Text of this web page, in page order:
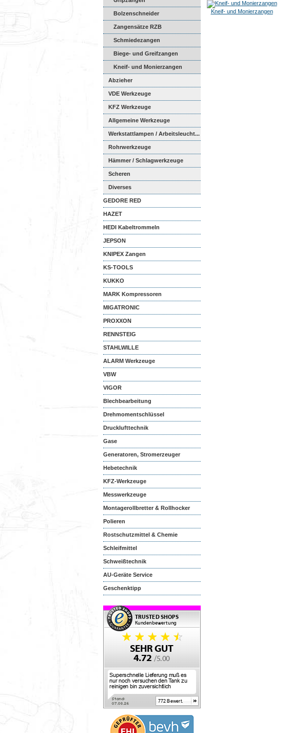
Bolzenschneider
Zangensätze RZB
Schmiedezangen
Biege- und Greifzangen
Kneif- und Monierzangen
Abzieher
VDE Werkzeuge
KFZ Werkzeuge
Allgemeine Werkzeuge
Werkstattlampen / Arbeitsleucht...
Rohrwerkzeuge
Hämmer / Schlagwerkzeuge
Scheren
Diverses
GEDORE RED
HAZET
HEDI Kabeltrommeln
JEPSON
KNIPEX Zangen
KS-TOOLS
KUKKO
MARK Kompressoren
MIGATRONIC
PROXXON
RENNSTEIG
STAHLWILLE
ALARM Werkzeuge
VBW
VIGOR
Blechbearbeitung
Drehmomentschlüssel
Drucklufttechnik
Gase
Generatoren, Stromerzeuger
Hebetechnik
KFZ-Werkzeuge
Messwerkzeuge
Montagerollbretter & Rollhocker
Polieren
Rostschutzmittel & Chemie
Schleifmittel
Schweißtechnik
AU-Geräte Service
Geschenktipp
Kneif- und Monierzangen